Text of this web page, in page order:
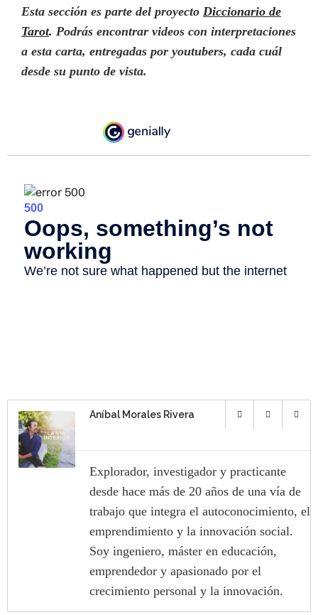
Esta sección es parte del proyecto Diccionario de
Tarot. Podrás encontrar videos con interpretaciones
a esta carta, entregadas por youtubers, cada cuál
desde su punto de vista.
Aníbal Morales Rivera
Explorador, investigador y practicante
desde hace más de 20 años de una vía de
trabajo que integra el autoconocimiento, el
emprendimiento y la innovación social.
Soy ingeniero, máster en educación,
emprendedor y apasionado por el
crecimiento personal y la innovación.